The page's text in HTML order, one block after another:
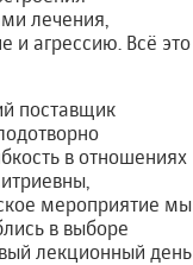
лечения,
и агрессию. Всё это
поставщик
в отношениях
мероприятие мы
в выборе
лекционный день